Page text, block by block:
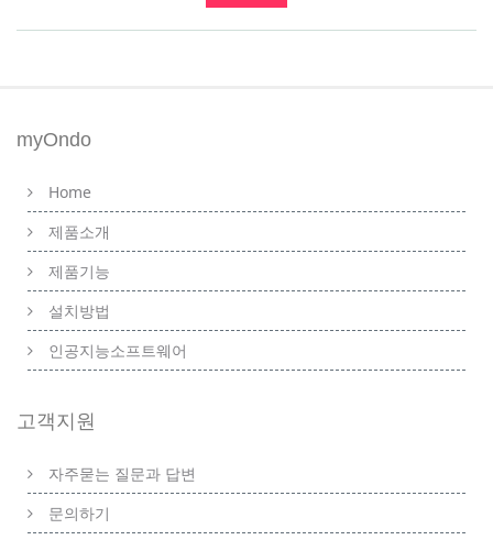
myOndo
Home
제품소개
제품기능
설치방법
인공지능소프트웨어
고객지원
자주묻는 질문과 답변
문의하기